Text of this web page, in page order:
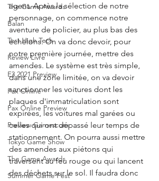
The Game Awards
Balan
Test High Tech
Review Livre
E3 2021 Preview
Pax Online
Pax Online Preview
Preview Gamescom
Tokyo Game Show
The Game Awards
Summer Game Fest
agent. Après la sélection de notre
personnage, on commence notre
aventure de policier, au plus bas des
échelons. On va donc devoir, pour
notre première journée, mettre des
amendes. Le système est très simple,
dans une zone limitée, on va devoir
sanctionner les voitures dont les
plaques d'immatriculation sont
expirées, les voitures mal garées ou
celles qui ont dépassé leur temps de
stationnement. On pourra aussi mettre
des amendes aux piétons qui
traversent au feu rouge ou qui lancent
des déchets sur le sol. Il faudra donc